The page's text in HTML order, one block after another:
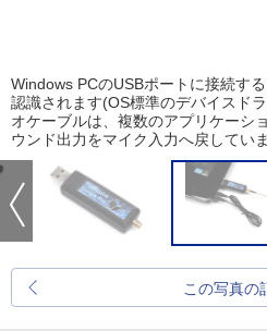
Windows PCのUSBポートに接続す
認識されます(OS標準のデバイスド
オケーブルは、複数のアプリケーシ
ウンド出力をマイク入力へ戻してい
この写真の